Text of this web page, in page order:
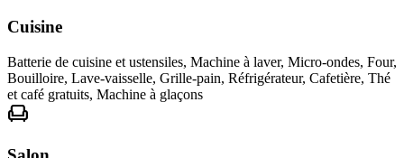
Cuisine
Batterie de cuisine et ustensiles, Machine à laver, Micro-ondes, Four,
Bouilloire, Lave-vaisselle, Grille-pain, Réfrigérateur, Cafetière, Thé
et café gratuits, Machine à glaçons
chair